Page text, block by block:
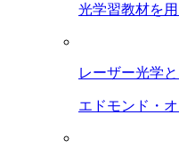
光学習教材を
レーザー光学
エドモンド・